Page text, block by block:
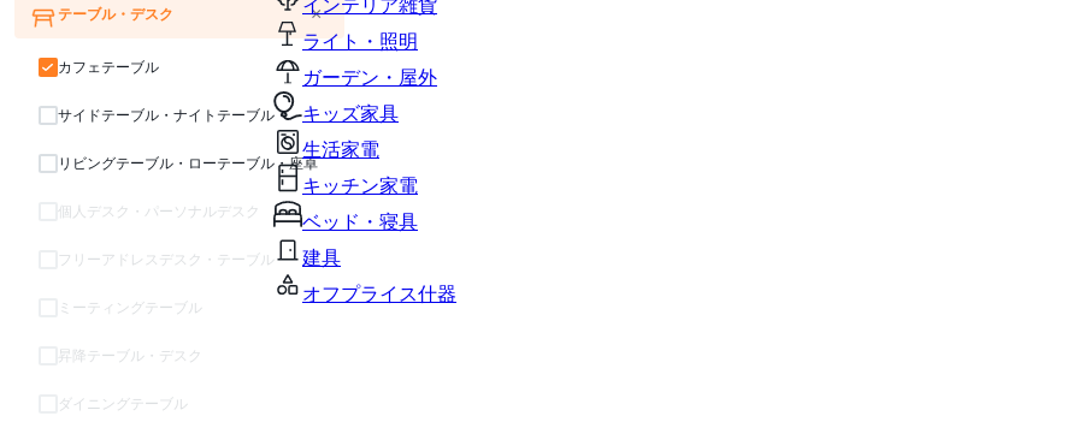
インテリア雑貨
ライト・照明
ガーデン・屋外
キッズ家具
生活家電
キッチン家電
ベッド・寝具
建具
オフプライス什器
ソファ
チェア・椅子
テーブル・デスク ×
カフェテーブル
サイドテーブル・ナイトテーブル
リビングテーブル・ローテーブル・座卓
個人デスク・パーソナルデスク
フリーアドレスデスク・テーブル
ミーティングテーブル
昇降テーブル・デスク
ダイニングテーブル